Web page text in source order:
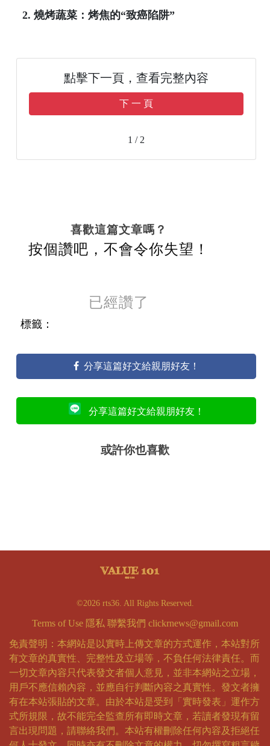
2. 燒烤蔬菜：烤焦的“致癌陷阱”
點擊下一頁，查看完整內容
下 一 頁
1 / 2
喜歡這篇文章嗎？
按個讚吧，不會令你失望！
已經讚了
標籤：
分享這篇好文給親朋好友！
分享這篇好文給親朋好友！
或許你也喜歡
©2026 rts36. All Rights Reserved.
Terms of Use 隱私 聯繫我們 clickrnews@gmail.com
免責聲明：本網站是以實時上傳文章的方式運作，本站對所
有文章的真實性、完整性及立場等，不負任何法律責任。而
一切文章內容只代表發文者個人意見，並非本網站之立場，
用戶不應信賴內容，並應自行判斷內容之真實性。發文者擁
有在本站張貼的文章。由於本站是受到「實時發表」運作方
式所規限，故不能完全監查所有即時文章，若讀者發現有留
言出現問題，請聯絡我們。本站有權刪除任何內容及拒絕任